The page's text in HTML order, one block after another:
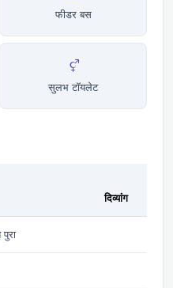
फीडर बस
सुलभ टॉयलेट
दिव्यांग